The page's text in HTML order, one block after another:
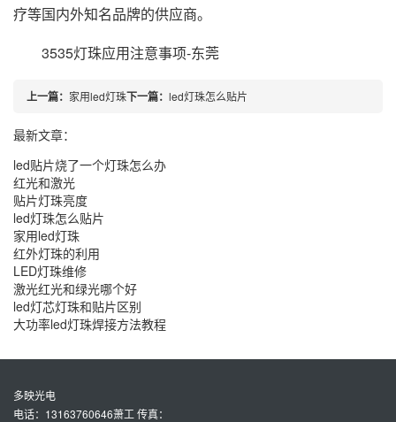
疗等国内外知名品牌的供应商。
3535灯珠应用注意事项-东莞
上一篇： 家用led灯珠下一篇： led灯珠怎么贴片
最新文章：
led贴片烧了一个灯珠怎么办
红光和激光
贴片灯珠亮度
led灯珠怎么贴片
家用led灯珠
红外灯珠的利用
LED灯珠维修
激光红光和绿光哪个好
led灯芯灯珠和贴片区别
大功率led灯珠焊接方法教程
多映光电
电话：13163760646萧工 传真：